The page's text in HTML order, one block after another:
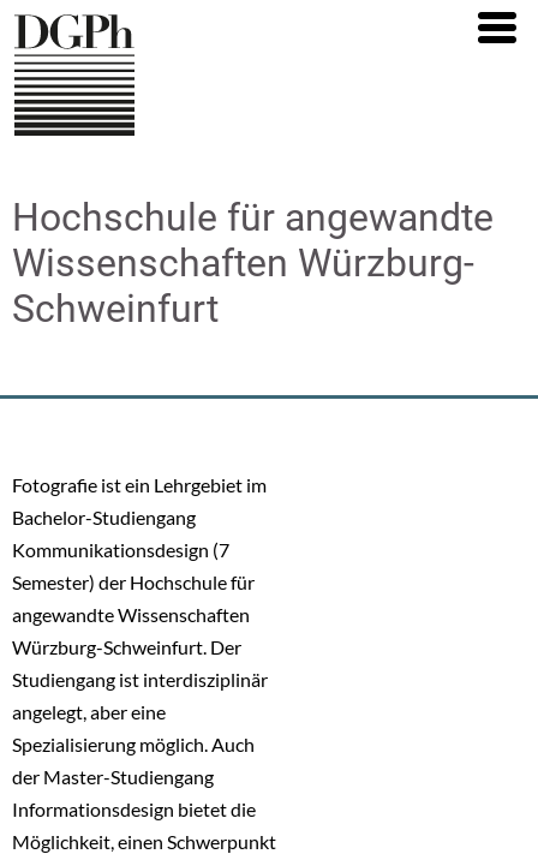
Direkt
zum
Inhalt
Hochschule für angewandte
Wissenschaften Würzburg-
Schweinfurt
Fotografie ist ein Lehrgebiet im
Bachelor-Studiengang
Kommunikationsdesign (7
Semester) der Hochschule für
angewandte Wissenschaften
Würzburg-Schweinfurt. Der
Studiengang ist interdisziplinär
angelegt, aber eine
Spezialisierung möglich. Auch
der Master-Studiengang
Informationsdesign bietet die
Möglichkeit, einen Schwerpunkt